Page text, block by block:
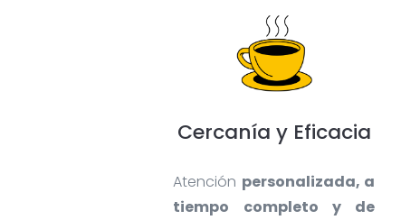
Cercanía y Eficacia
Atención personalizada, a
tiempo completo y de